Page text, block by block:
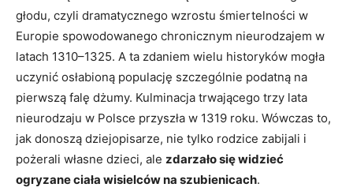
głodu, czyli dramatycznego wzrostu śmiertelności w
Europie spowodowanego chronicznym nieurodzajem w
latach 1310–1325. A ta zdaniem wielu historyków mogła
uczynić osłabioną populację szczególnie podatną na
pierwszą falę dżumy. Kulminacja trwającego trzy lata
nieurodzaju w Polsce przyszła w 1319 roku. Wówczas to,
jak donoszą dziejopisarze, nie tylko rodzice zabijali i
pożerali własne dzieci, ale zdarzało się widzieć
ogryzane ciała wisielców na szubienicach.